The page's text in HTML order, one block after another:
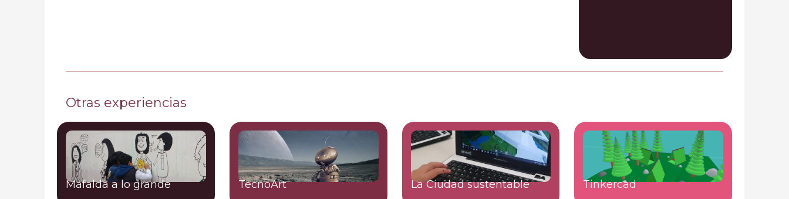
Otras experiencias
Mafalda a lo grande TecnoArt La Ciudad sustentable Tinkercad